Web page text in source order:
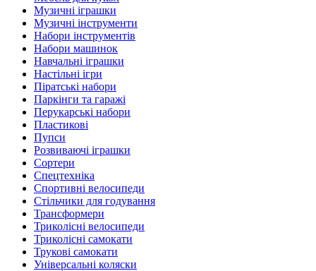
Музичні іграшки
Музичні інструменти
Набори інструментів
Набори машинок
Навчальні іграшки
Настільні ігри
Піратські набори
Паркінги та гаражі
Перукарські набори
Пластикові
Пупси
Розвиваючі іграшки
Сортери
Спецтехніка
Спортивні велосипеди
Стільчики для годування
Трансформери
Триколісні велосипеди
Триколісні самокати
Трукові самокати
Універсальні коляски